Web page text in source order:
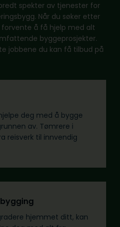
spekter av tjenester for
Når du søker etter
å få hjelp med alt
byggeprosjekter.
jobbene du kan få tilbud på
deg med å bygge
av. Tømrere i
reisverk til innvendig
hjemmet ditt, kan